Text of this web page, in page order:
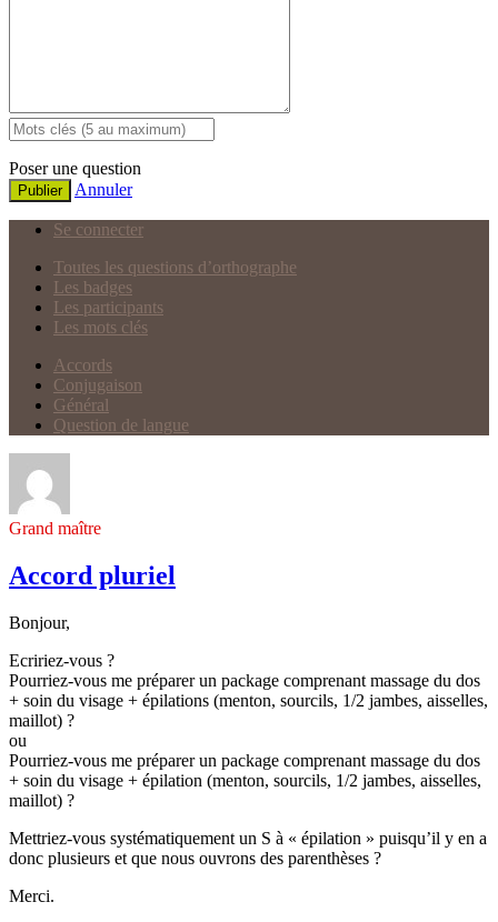
Poser une question
Publier Annuler
Se connecter
Toutes les questions d’orthographe
Les badges
Les participants
Les mots clés
Accords
Conjugaison
Général
Question de langue
Grand maître
Accord pluriel
Bonjour,
Ecririez-vous ?
Pourriez-vous me préparer un package comprenant massage du dos
+ soin du visage + épilations (menton, sourcils, 1/2 jambes, aisselles,
maillot) ?
ou
Pourriez-vous me préparer un package comprenant massage du dos
+ soin du visage + épilation (menton, sourcils, 1/2 jambes, aisselles,
maillot) ?
Mettriez-vous systématiquement un S à « épilation » puisqu’il y en a
donc plusieurs et que nous ouvrons des parenthèses ?
Merci.